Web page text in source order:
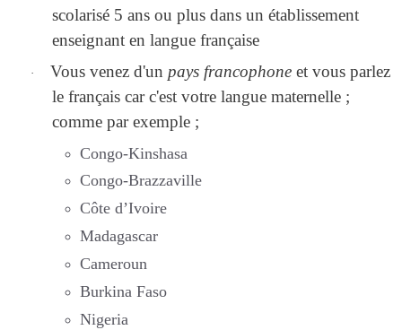
scolarisé 5 ans ou plus dans un établissement
enseignant en langue française
· Vous venez d'un pays francophone et vous parlez
le français car c'est votre langue maternelle ;
comme par exemple ;
Congo-Kinshasa
Congo-Brazzaville
Côte d’Ivoire
Madagascar
Cameroun
Burkina Faso
Nigeria